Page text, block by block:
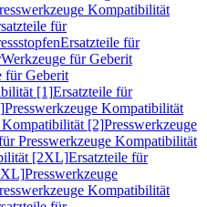
Kompatibilität
für
Ersatzteile für
Werkzeuge für Geberit
für Geberit
[1]Ersatzteile für
Presswerkzeuge Kompatibilität
Kompatibilität [2]Presswerkzeuge
Presswerkzeuge Kompatibilität
[2XL]Ersatzteile für
Presswerkzeuge
Kompatibilität